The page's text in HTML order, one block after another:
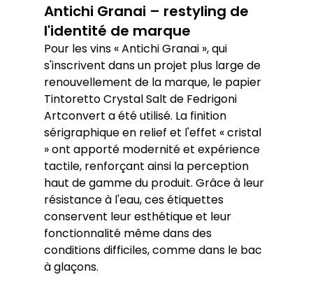
Antichi Granai – restyling de
l'identité de marque
Pour les vins « Antichi Granai », qui
s'inscrivent dans un projet plus large de
renouvellement de la marque, le papier
Tintoretto Crystal Salt de Fedrigoni
Artconvert a été utilisé. La finition
sérigraphique en relief et l'effet « cristal
» ont apporté modernité et expérience
tactile, renforçant ainsi la perception
haut de gamme du produit. Grâce à leur
résistance à l'eau, ces étiquettes
conservent leur esthétique et leur
fonctionnalité même dans des
conditions difficiles, comme dans le bac
à glaçons.